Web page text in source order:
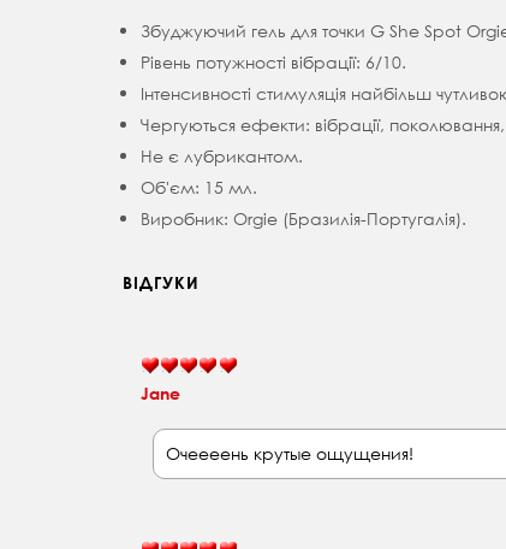
Збуджуючий гель для точки G She Spot
Рівень потужності вібрації: 6/10.
Iнтенсивності стимуляція найбільш
Чергуються ефекти: вібрації, поколювання,
Не є лубрикантом.
Об'єм: 15 мл.
Виробник: Orgie (Бразилія-Португалія).
ВІДГУКИ
Jane
Очеееень крутые ощущения!